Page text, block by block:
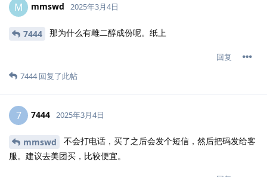
M mmswd 2025年3月4日
7444 那为什么有雌二醇成份呢。纸上
回复
7444回复了此帖
7 7444 2025年3月4日
mmswd
不会打电话，买了之后会发个短信，然后把码发给客
服。建议去美团买，比较便宜。